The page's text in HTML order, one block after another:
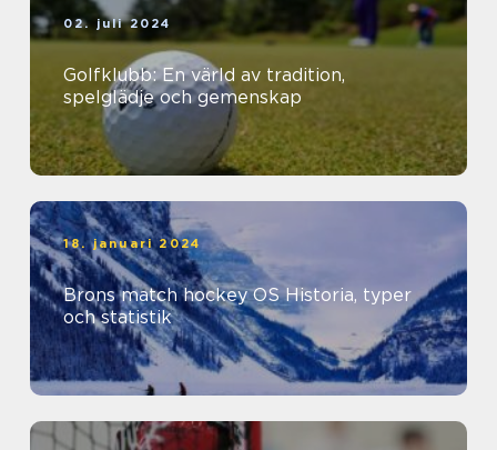
02. juli 2024
Golfklubb: En värld av tradition,
spelglädje och gemenskap
18. januari 2024
Brons match hockey OS Historia, typer
och statistik